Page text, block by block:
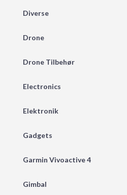
Diverse
Drone
Drone Tilbehør
Electronics
Elektronik
Gadgets
Garmin Vivoactive 4
Gimbal